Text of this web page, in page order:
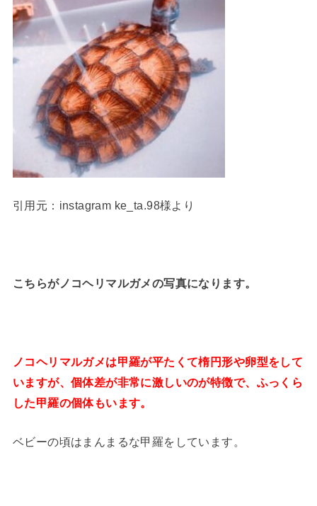
引用元：instagram ke_ta.98様より
こちらがノコヘリマルガメの写真になります。
ノコヘリマルガメは甲羅が平たくて楕円形や卵型をして
いますが、個体差が非常に激しいのが特徴で、ふっくら
した甲羅の個体もいます。
ベビーの頃はまんまるな甲羅をしています。